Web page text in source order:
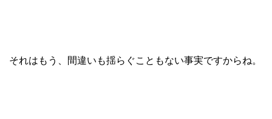
それはもう、間違いも揺らぐこともない事実ですからね。